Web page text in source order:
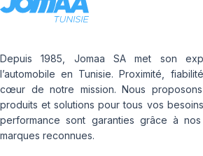
Depuis 1985, Jomaa SA met son
l’automobile en Tunisie. Proximité,
cœur de notre mission. Nous
produits et solutions pour tous vos
performance sont garanties grâce à
marques reconnues.